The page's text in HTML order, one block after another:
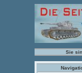
Sie